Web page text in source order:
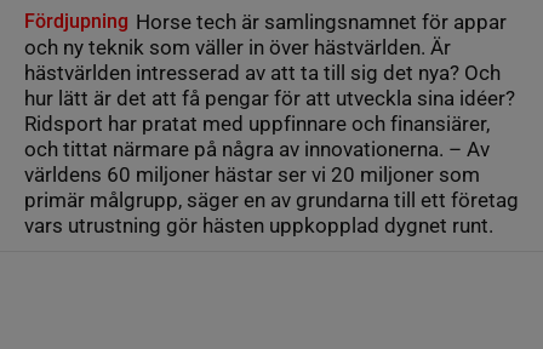
Fördjupning Horse tech är samlingsnamnet för appar
och ny teknik som väller in över hästvärlden. Är
hästvärlden intresserad av att ta till sig det nya? Och
hur lätt är det att få pengar för att utveckla sina idéer?
Ridsport har pratat med uppfinnare och finansiärer,
och tittat närmare på några av innovationerna. – Av
världens 60 miljoner hästar ser vi 20 miljoner som
primär målgrupp, säger en av grundarna till ett företag
vars utrustning gör hästen uppkopplad dygnet runt.